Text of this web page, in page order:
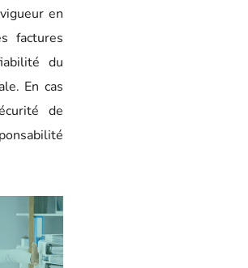
en
factures
du
En cas
de